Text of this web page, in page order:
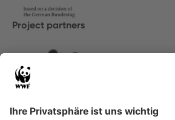
Project partners